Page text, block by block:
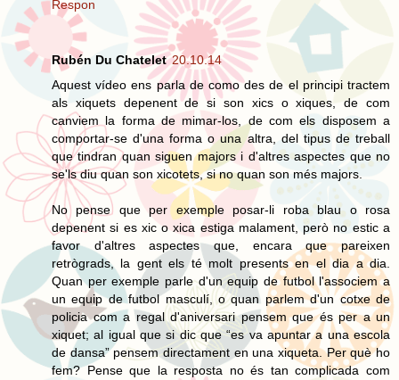
Respon
Rubén Du Chatelet 20.10.14
Aquest vídeo ens parla de como des de el principi tractem
als xiquets depenent de si son xics o xiques, de com
canviem la forma de mimar-los, de com els disposem a
comportar-se d'una forma o una altra, del tipus de treball
que tindran quan siguen majors i d'altres aspectes que no
se'ls diu quan son xicotets, si no quan son més majors.
No pense que per exemple posar-li roba blau o rosa
depenent si es xic o xica estiga malament, però no estic a
favor d'altres aspectes que, encara que pareixen
retrògrads, la gent els té molt presents en el dia a dia.
Quan per exemple parle d'un equip de futbol l'associem a
un equip de futbol masculí, o quan parlem d'un cotxe de
policia com a regal d'aniversari pensem que és per a un
xiquet; al igual que si dic que “es va apuntar a una escola
de dansa” pensem directament en una xiqueta. Per què ho
fem? Pense que la resposta no és tan complicada com